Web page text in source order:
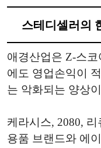
스테디셀러의
애경산업은 Z-스
에도 영업손익이
는 악화되는 양상
케라시스, 2080,
용품 브랜드와 에